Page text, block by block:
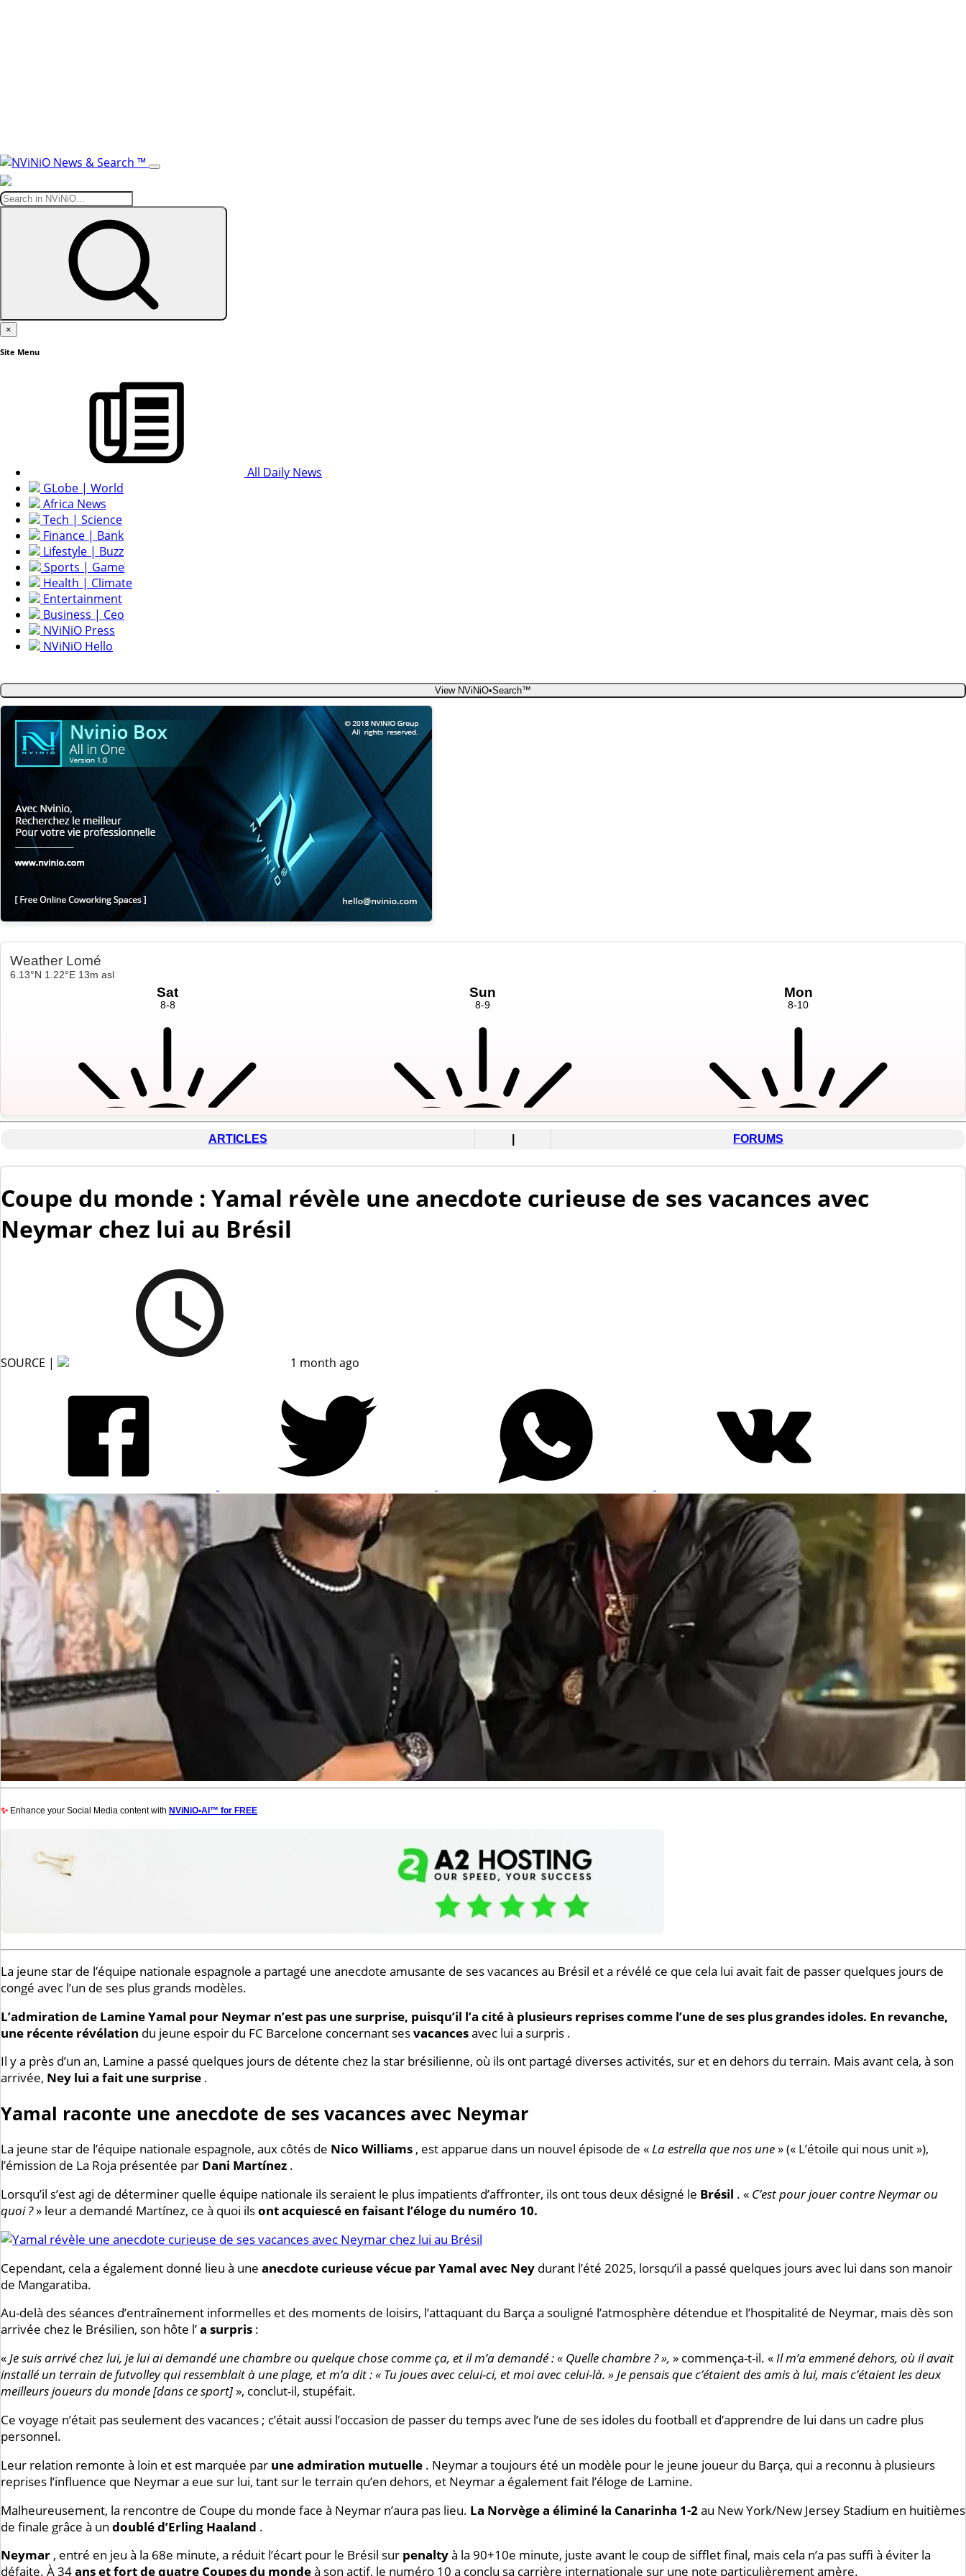
×
Site Menu
All Daily News
GLobe | World
Africa News
Tech | Science
Finance | Bank
Lifestyle | Buzz
Sports | Game
Health | Climate
Entertainment
Business | Ceo
NViNiO Press
NViNiO Hello
View NViNiO•Search™
ARTICLES FORUMS
Coupe du monde : Yamal révèle une anecdote curieuse de ses vacances avec
Neymar chez lui au Brésil
SOURCE | 1 month ago
✨ Enhance your Social Media content with NViNiO•AI™ for FREE
La jeune star de l’équipe nationale espagnole a partagé une anecdote amusante de ses vacances au Brésil et a révélé ce que cela lui avait fait de passer quelques jours de
congé avec l’un de ses plus grands modèles.
L’admiration de Lamine Yamal pour Neymar n’est pas une surprise, puisqu’il l’a cité à plusieurs reprises comme l’une de ses plus grandes idoles. En revanche,
une récente révélation du jeune espoir du FC Barcelone concernant sesvacancesavec lui a surpris .
Il y a près d’un an, Lamine a passé quelques jours de détente chez la star brésilienne, où ils ont partagé diverses activités, sur et en dehors du terrain. Mais avant cela, à son
arrivée, Ney lui a fait une surprise .
Yamal raconte une anecdote de ses vacances avec Neymar
La jeune star de l’équipe nationale espagnole, aux côtés de Nico Williams , est apparue dans un nouvel épisode de «La estrella que nos une» (« L’étoile qui nous unit »),
l’émission de La Roja présentée par Dani Martínez .
Lorsqu’il s’est agi de déterminer quelle équipe nationale ils seraient le plus impatients d’affronter, ils ont tous deux désigné le Brésil . « C’est pour jouer contre Neymar ou
quoi ?» leur a demandé Martínez, ce à quoi ilsont acquiescé en faisant l’éloge du numéro 10.
Cependant, cela a également donné lieu à une anecdote curieuse vécue par Yamal avec Ney durant l’été 2025, lorsqu’il a passé quelques jours avec lui dans son manoir
de Mangaratiba.
Au-delà des séances d’entraînement informelles et des moments de loisirs, l’attaquant du Barça a souligné l’atmosphère détendue et l’hospitalité de Neymar, mais dès son
arrivée chez le Brésilien, son hôte l’a surpris :
«Je suis arrivé chez lui, je lui ai demandé une chambre ou quelque chose comme ça, et il m’a demandé : « Quelle chambre ? », » commença-t-il. «Il m’a emmené dehors, où il avait
installé un terrain de futvolley qui ressemblait à une plage, et m’a dit : « Tu joues avec celui-ci, et moi avec celui-là. » Je pensais que c’étaient des amis à lui, mais c’étaient les deux
meilleurs joueurs du monde [dans ce sport]», conclut-il, stupéfait.
Ce voyage n’était pas seulement des vacances ; c’était aussi l’occasion de passer du temps avec l’une de ses idoles du football et d’apprendre de lui dans un cadre plus
personnel.
Leur relation remonte à loin et est marquée par une admiration mutuelle . Neymar a toujours été un modèle pour le jeune joueur du Barça, qui a reconnu à plusieurs
reprises l’influence que Neymar a eue sur lui, tant sur le terrain qu’en dehors, et Neymar a également fait l’éloge de Lamine.
Malheureusement, la rencontre de Coupe du monde face à Neymar n’aura pas lieu. La Norvège a éliminé la Canarinha 1-2au New York/New Jersey Stadium en huitièmes
de finale grâce à un doublé d’Erling Haaland .
Neymar , entré en jeu à la 68e minute, a réduit l’écart pour le Brésil sur penaltyà la 90+10e minute, juste avant le coup de sifflet final, mais cela n’a pas suffi à éviter la
défaite. À 34ans et fort de quatre Coupes du mondeà son actif, le numéro 10 a conclu sa carrière internationale sur une note particulièrement amère.